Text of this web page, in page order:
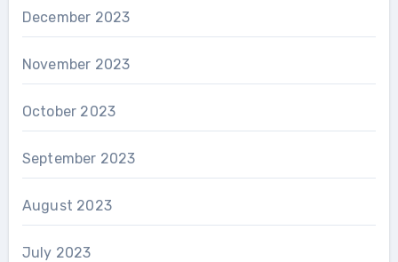
December 2023
November 2023
October 2023
September 2023
August 2023
July 2023